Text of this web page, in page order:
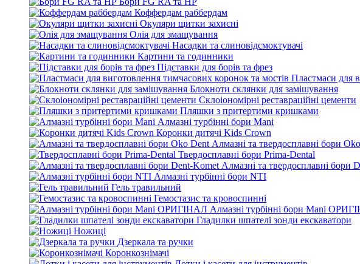
Коффердам раббердам
Окуляри щитки захисні
Олія для змащування
Насадки та слиновідсмоктувачі
Картини та годинники
Підставки для борів та фрез
Пластмаси для
Блокноти склянки для замішування
Склоіономірні реставраційні цементи
Пляшки з притертими кришками
Алмазні турбінні бори Mani
Коронки дитячі Kids Crown
Алмазні та твердосплавні бори
Твердосплавні бори Prima-Dental
Алмазні та твердосплавні бори
Алмазні турбінні бори NTI
Гель травильний
Гемостазис та кровоспинні
Алмазні турбінні бори Mani
Гладилки шпателі зонди екскаватори
Ножиці
Дзеркала та ручки
Коронкознімачі